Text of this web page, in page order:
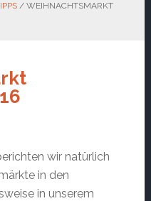
/WEIHNACHTSMARKT
wir natürlich
in den
in unserem